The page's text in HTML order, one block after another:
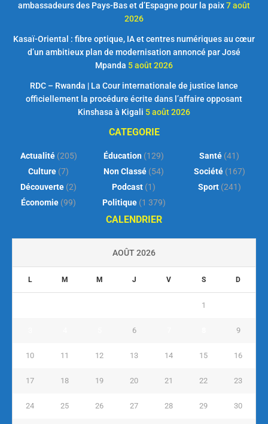
ambassadeurs des Pays-Bas et d’Espagne pour la paix7 août
2026
Kasaï-Oriental : fibre optique, IA et centres numériques au cœur
d’un ambitieux plan de modernisation annoncé par José
Mpanda 5 août 2026
RDC – Rwanda | La Cour internationale de justice lance
officiellement la procédure écrite dans l’affaire opposant
Kinshasa à Kigali 5 août 2026
CATEGORIE
Actualité(205)
Culture (7)
Découverte (2)
Économie (99)
Éducation (129)
Non Classé (54)
Podcast (1)
Politique(1 379)
Santé (41)
Société(167)
Sport(241)
CALENDRIER
AOÛT 2026
L M M J V S D
1
6 9
10 11 12 13 14 15 16
17 18 19 20 21 22 23
24 25 26 27 28 29 30